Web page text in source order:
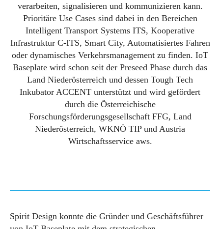
verarbeiten, signalisieren und kommunizieren kann.
Prioritäre Use Cases sind dabei in den Bereichen
Intelligent Transport Systems ITS, Kooperative
Infrastruktur C-ITS, Smart City, Automatisiertes Fahren
oder dynamisches Verkehrsmanagement zu finden. IoT
Baseplate wird schon seit der Preseed Phase durch das
Land Niederösterreich und dessen Tough Tech
Inkubator ACCENT unterstützt und wird gefördert
durch die Österreichische
Forschungsförderungsgesellschaft FFG, Land
Niederösterreich, WKNÖ TIP und Austria
Wirtschaftsservice aws.
Spirit Design konnte die Gründer und Geschäftsführer